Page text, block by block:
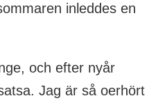
inleddes en
och efter nyår
Jag är så oerhört